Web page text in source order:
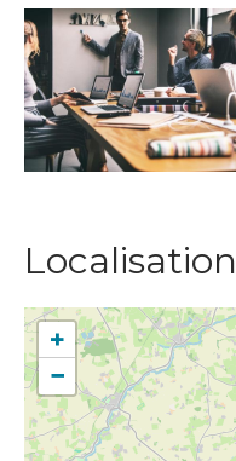
Localisation
+
−